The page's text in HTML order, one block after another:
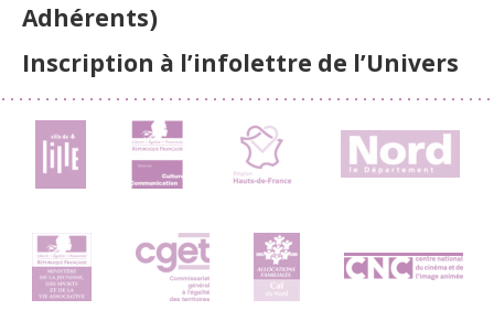
Adhérents)
Inscription à l’infolettre de l’Univers